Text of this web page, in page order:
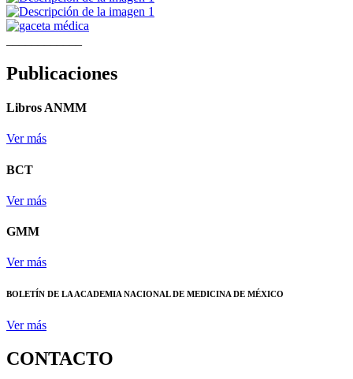
Publicaciones
Libros ANMM
Ver más
BCT
Ver más
GMM
Ver más
BOLETÍN DE LA ACADEMIA NACIONAL DE MEDICINA DE MÉXICO
Ver más
CONTACTO